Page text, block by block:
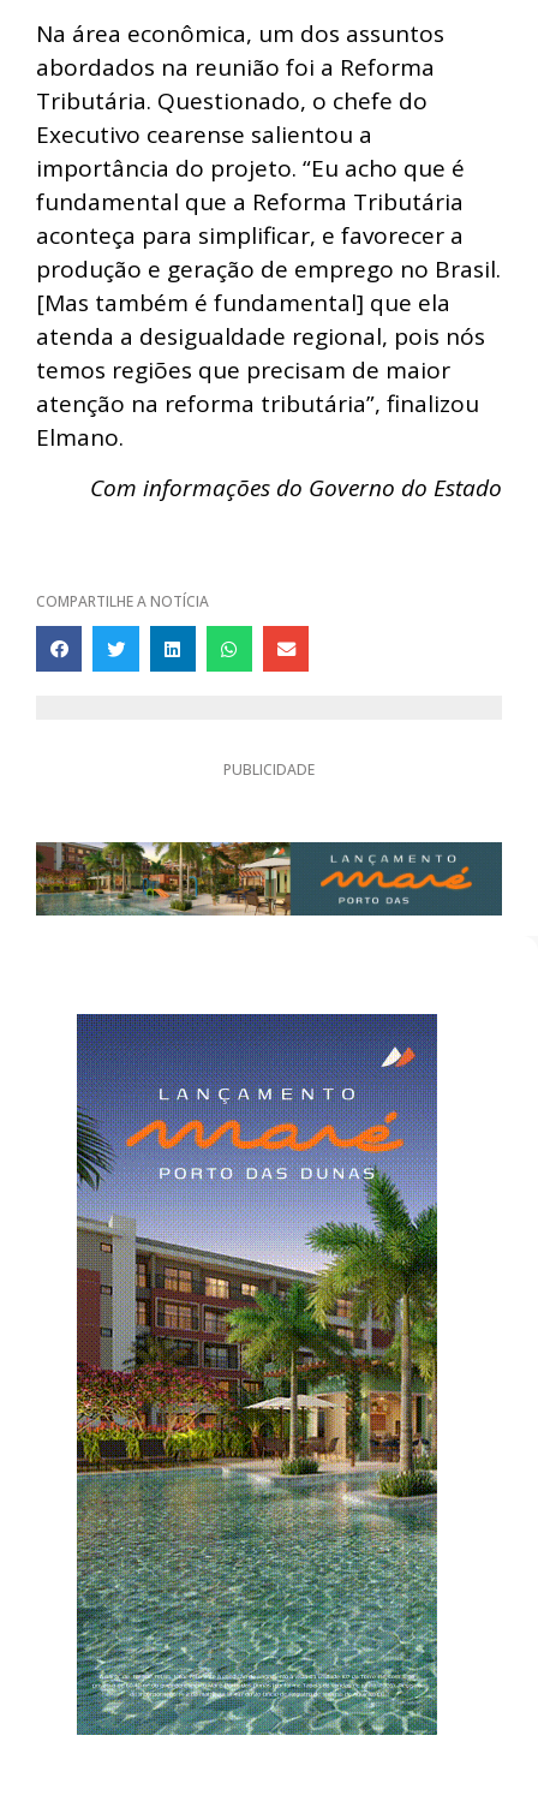
Na área econômica, um dos assuntos
abordados na reunião foi a Reforma
Tributária. Questionado, o chefe do
Executivo cearense salientou a
importância do projeto. “Eu acho que é
fundamental que a Reforma Tributária
aconteça para simplificar, e favorecer a
produção e geração de emprego no Brasil.
[Mas também é fundamental] que ela
atenda a desigualdade regional, pois nós
temos regiões que precisam de maior
atenção na reforma tributária”, finalizou
Elmano.
Com informações do Governo do Estado
COMPARTILHE A NOTÍCIA
PUBLICIDADE